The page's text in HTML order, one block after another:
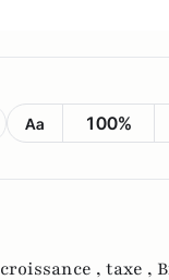
Aa 100%
croissance , taxe ,